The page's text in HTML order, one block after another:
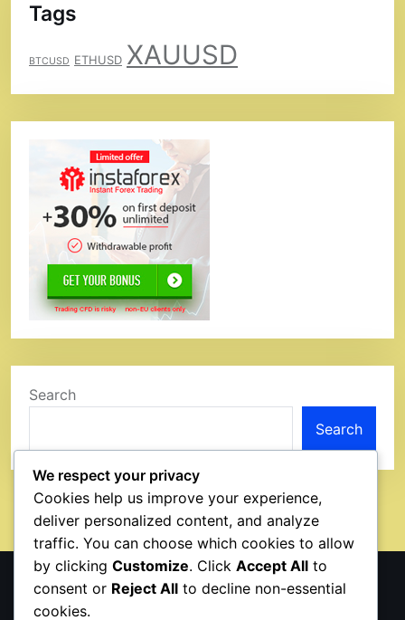
Tags
BTCUSD ETHUSD XAUUSD
Search
Search
วิธี Buy limit และ Sell Limit ทองคำบนแอปเล่นหุ้น MT5
วิธี Buy stop และ Sell Stop ทองคำบนแอปเล่นหุ้น MT5
We respect your privacy
Cookies help us improve your experience,
deliver personalized content, and analyze
traffic. You can choose which cookies to allow
by clicking Customize. Click Accept All to
consent or Reject All to decline non-essential
cookies.